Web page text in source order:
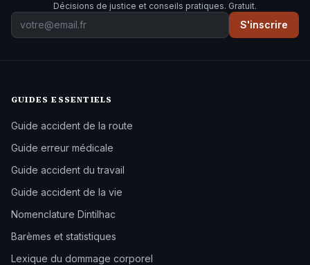
Décisions de justice et conseils pratiques. Gratuit.
S'inscrire
GUIDES ESSENTIELS
Guide accident de la route
Guide erreur médicale
Guide accident du travail
Guide accident de la vie
Nomenclature Dintilhac
Barèmes et statistiques
Lexique du dommage corporel